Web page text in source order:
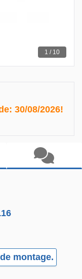
1 / 10
30/08/2026!
montage.